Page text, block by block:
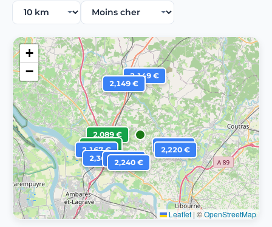
2,089 €
2,089 €
2,149 €
2,149 €
2,159 €
2,167 €
2,219 €
2,220 €
2,240 €
2,361 €
+
−
Leaflet | ©OpenStreetMap